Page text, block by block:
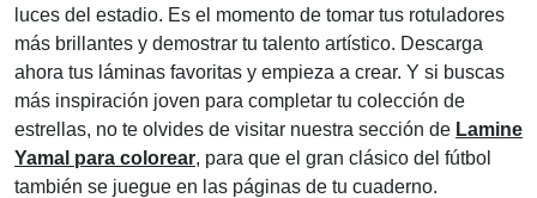
luces del estadio. Es el momento de tomar tus rotuladores
más brillantes y demostrar tu talento artístico. Descarga
ahora tus láminas favoritas y empieza a crear. Y si buscas
más inspiración joven para completar tu colección de
estrellas, no te olvides de visitar nuestra sección de Lamine
Yamal para colorear, para que el gran clásico del fútbol
también se juegue en las páginas de tu cuaderno.